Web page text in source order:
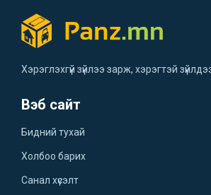
Хэрэглэхгүй зүйлээ зарж, хэрэгтэй
Вэб сайт
Бидний тухай
Холбоо барих
Санал хүсэлт